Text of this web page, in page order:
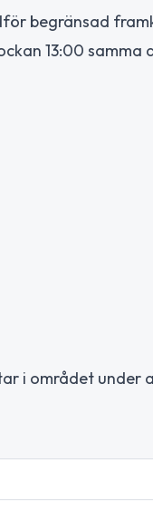
begränsad
13:00 samma
i området under